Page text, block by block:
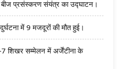
प्रसंस्करण संयंत्र का उद्घाटन।
में 9 मजदूरों की मौत हुई।
7 शिखर सम्मेलन में अर्जेंटीना के